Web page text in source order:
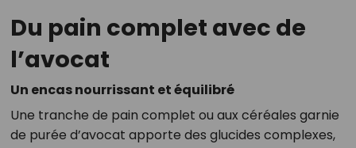
Du pain complet avec de
l’avocat
Un encas nourrissant et équilibré
Une tranche de pain complet ou aux céréales garnie
de purée d’avocat apporte des glucides complexes,